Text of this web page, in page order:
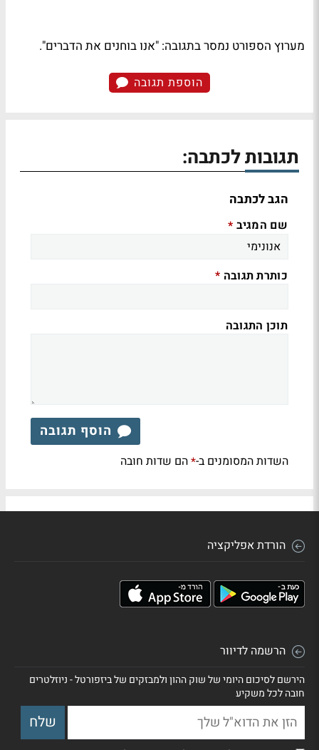
מערוץ הספורט נמסר בתגובה: "אנו בוחנים את הדברים".
הוספת תגובה
תגובות לכתבה:
הגב לכתבה
שם המגיב *
כותרת תגובה *
תוכן התגובה
הוסף תגובה
השדות המסומנים ב-*הם שדות חובה
הורדת אפליקציה
הרשמה לדיוור
הירשם לסיכום היומי של שוק ההון ולמבזקים של ביזפורטל - ניוזלטרים
חובה לכל משקיע